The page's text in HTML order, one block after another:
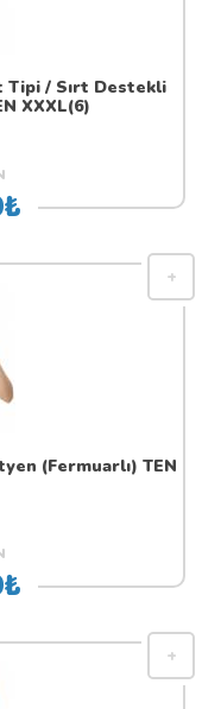
Tipi / Sırt Destekli
XXXL(6)
(Fermuarlı) TEN